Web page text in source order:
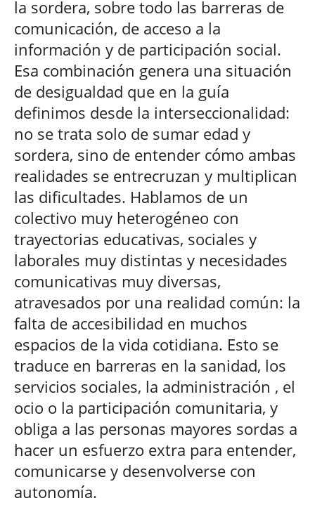
la sordera, sobre todo las barreras de
comunicación, de acceso a la
información y de participación social.
Esa combinación genera una situación
de desigualdad que en la guía
definimos desde la interseccionalidad:
no se trata solo de sumar edad y
sordera, sino de entender cómo ambas
realidades se entrecruzan y multiplican
las dificultades. Hablamos de un
colectivo muy heterogéneo con
trayectorias educativas, sociales y
laborales muy distintas y necesidades
comunicativas muy diversas,
atravesados por una realidad común: la
falta de accesibilidad en muchos
espacios de la vida cotidiana. Esto se
traduce en barreras en la sanidad, los
servicios sociales, la administración , el
ocio o la participación comunitaria, y
obliga a las personas mayores sordas a
hacer un esfuerzo extra para entender,
comunicarse y desenvolverse con
autonomía.